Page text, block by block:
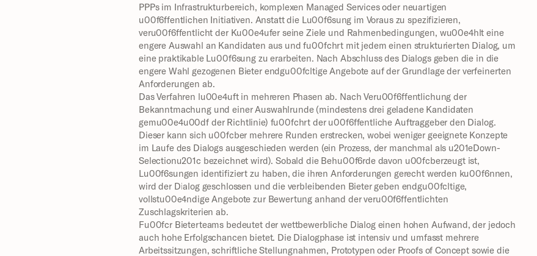
PPPs im Infrastrukturbereich, komplexen Managed Services oder neuartigen
u00f6ffentlichen Initiativen. Anstatt die Lu00f6sung im Voraus zu spezifizieren,
veru00f6ffentlicht der Ku00e4ufer seine Ziele und Rahmenbedingungen, wu00e4hlt eine
engere Auswahl an Kandidaten aus und fu00fchrt mit jedem einen strukturierten Dialog, um
eine praktikable Lu00f6sung zu erarbeiten. Nach Abschluss des Dialogs geben die in die
engere Wahl gezogenen Bieter endgu00fcltige Angebote auf der Grundlage der verfeinerten
Anforderungen ab.
Das Verfahren lu00e4uft in mehreren Phasen ab. Nach Veru00f6ffentlichung der
Bekanntmachung und einer Auswahlrunde (mindestens drei geladene Kandidaten
gemu00e4u00df der Richtlinie) fu00fchrt der u00f6ffentliche Auftraggeber den Dialog.
Dieser kann sich u00fcber mehrere Runden erstrecken, wobei weniger geeignete Konzepte
im Laufe des Dialogs ausgeschieden werden (ein Prozess, der manchmal als u201eDown-
Selectionu201c bezeichnet wird). Sobald die Behu00f6rde davon u00fcberzeugt ist,
Lu00f6sungen identifiziert zu haben, die ihren Anforderungen gerecht werden ku00f6nnen,
wird der Dialog geschlossen und die verbleibenden Bieter geben endgu00fcltige,
vollstu00e4ndige Angebote zur Bewertung anhand der veru00f6ffentlichten
Zuschlagskriterien ab.
Fu00fcr Bieterteams bedeutet der wettbewerbliche Dialog einen hohen Aufwand, der jedoch
auch hohe Erfolgschancen bietet. Die Dialogphase ist intensiv und umfasst mehrere
Arbeitssitzungen, schriftliche Stellungnahmen, Prototypen oder Proofs of Concept sowie die